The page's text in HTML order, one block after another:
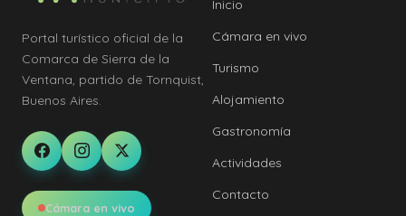
Portal turístico oficial de la
Comarca de Sierra de la
Ventana, partido de Tornquist,
Buenos Aires.
Cámara en vivo
Inicio
Cámara en vivo
Turismo
Alojamiento
Gastronomía
Actividades
Contacto